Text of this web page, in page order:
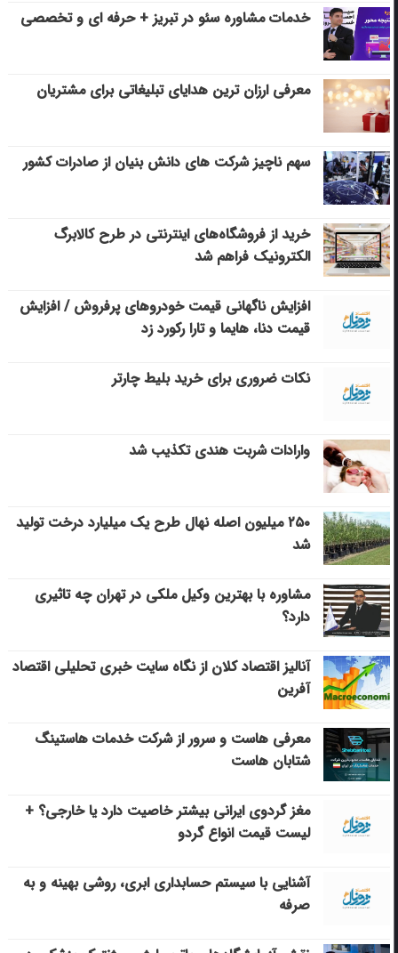
خدمات مشاوره سئو در تبریز + حرفه ای و تخصصی
معرفی ارزان ترین هدایای تبلیغاتی برای مشتریان
سهم ناچیز شرکت های دانش بنیان از صادرات کشور
خرید از فروشگاه‌های اینترنتی در طرح کالابرگ
الکترونیک فراهم شد
افزایش ناگهانی قیمت خودروهای پرفروش / افزایش
قیمت دنا، هایما و تارا رکورد زد
نکات ضروری برای خرید بلیط چارتر
وارادات شربت هندی تکذیب شد
۲۵۰ میلیون اصله نهال طرح یک میلیارد درخت تولید
شد
مشاوره با بهترین وکیل ملکی در تهران چه تاثیری
دارد؟
آنالیز اقتصاد کلان از نگاه سایت خبری تحلیلی اقتصاد
آفرین
معرفی هاست و سرور از شرکت خدمات هاستینگ
شتابان هاست
مغز گردوی ایرانی بیشتر خاصیت دارد یا خارجی؟ +
لیست قیمت انواع گردو
آشنایی با سیستم حسابداری ابری، روشی بهینه و به
صرفه